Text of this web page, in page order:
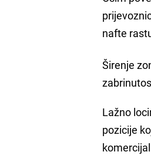
nafte
Širenje
Lažno
pozicije